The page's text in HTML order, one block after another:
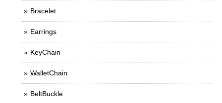
Bracelet
Earrings
KeyChain
WalletChain
BeltBuckle